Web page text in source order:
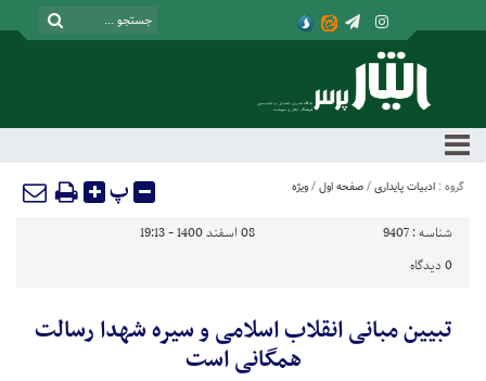
گروه : ادبیات پایداری / صفحه اول / ویژه پ
شناسه : 9407
08 اسفند 1400 - 19:13
0 دیدگاه
تبیین مبانی انقلاب اسلامی و سیره شهدا رسالت
همگانی است